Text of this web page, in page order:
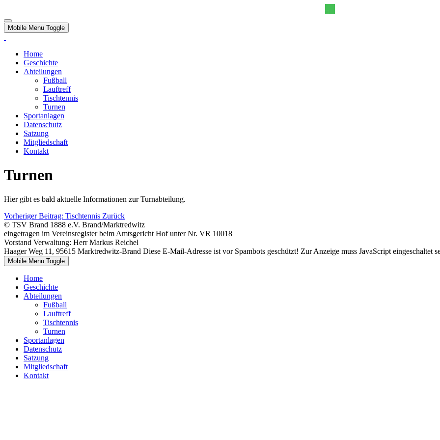
Mobile Menu Toggle
Home
Geschichte
Abteilungen
Fußball
Lauftreff
Tischtennis
Turnen
Sportanlagen
Datenschutz
Satzung
Mitgliedschaft
Kontakt
Turnen
Hier gibt es bald aktuelle Informationen zur Turnabteilung.
Vorheriger Beitrag: Tischtennis Zurück
© TSV Brand 1888 e.V. Brand/Marktredwitz
eingetragen im Vereinsregister beim Amtsgericht Hof unter Nr. VR 10018
Vorstand Verwaltung: Herr Markus Reichel
Haager Weg 11, 95615 Marktredwitz-Brand Diese E-Mail-Adresse ist vor Spambots geschützt! Zur Anzeige muss JavaScript eingeschaltet
Mobile Menu Toggle
Home
Geschichte
Abteilungen
Fußball
Lauftreff
Tischtennis
Turnen
Sportanlagen
Datenschutz
Satzung
Mitgliedschaft
Kontakt